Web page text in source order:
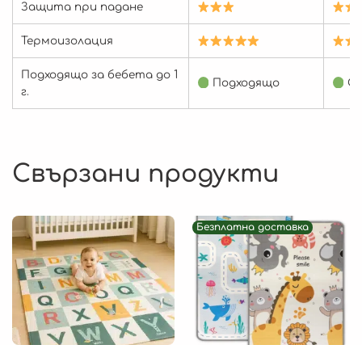
Защита при падане
Термоизолация
Подходящо за бебета до 1
г.
Подходящо
Свързани продукти
Безплатна доставка